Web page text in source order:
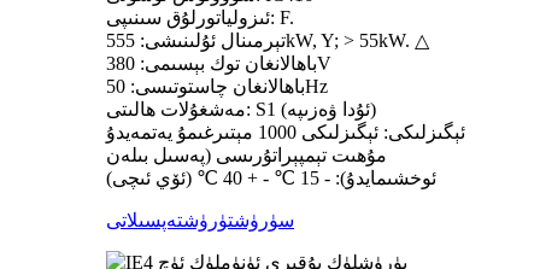
ئىزولياتورلۇق سىنىپى: F.
تېرمىنال ئۇلىنىشى: 555kW, Y; > 55kW. △
باھالانغان توك بېسىمى: 380V
باھالانغان چاستوتىسى: 50Hz
مەشغۇلات ھالىتى: S1 (ئۇدا ۋەزىپە)
ئېگىزلىكى: ئېگىزلىكى 1000 مېتىرغىمۇ يەتمەيدۇ
مۇھىت تېمپېراتۇرىسى (پەسىل بىلەن
ئوخشىمايدۇ): - 15 ℃ - + 40 ℃ (ئۆي ئىچى)
سۈرۈشتۈرۈشتەپسىلاتى